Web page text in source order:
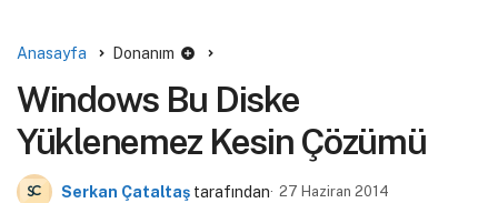
Anasayfa Donanım
Windows Bu Diske
Yüklenemez Kesin Çözümü
Serkan Çataltaş tarafından 27 Haziran 2014